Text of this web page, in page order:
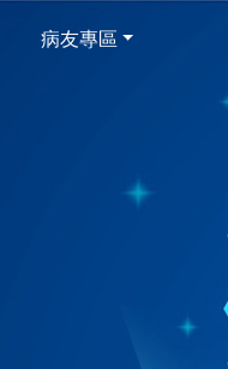
病友專區